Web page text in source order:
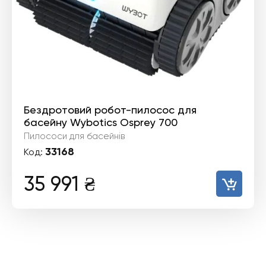
Бездротовий робот-пилосос для
басейну Wybotics Osprey 700
Пилососи для басейнів
Код: 33168
35 991 ₴